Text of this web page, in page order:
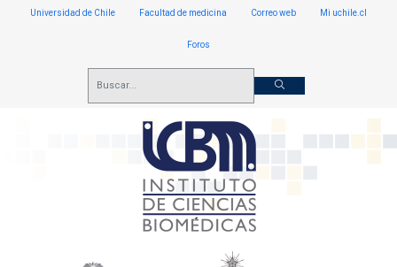
Universidad de Chile Facultad de medicina Correo web Mi uchile.cl
Foros